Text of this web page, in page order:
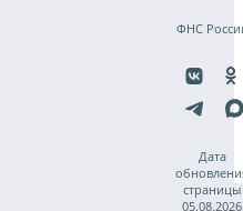
ФНС
Дата
страницы
05.08.2026